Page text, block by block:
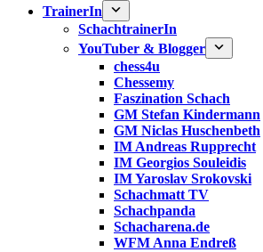
TrainerIn
SchachtrainerIn
YouTuber & Blogger
chess4u
Chessemy
Faszination Schach
GM Stefan Kindermann
GM Niclas Huschenbeth
IM Andreas Rupprecht
IM Georgios Souleidis
IM Yaroslav Srokovski
Schachmatt TV
Schachpanda
Schacharena.de
WFM Anna Endreß